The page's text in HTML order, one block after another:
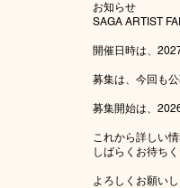
お知らせ
SAGA ARTIST
開催日時は、
募集は、今回も公
募集開始は、
これから詳しい
しばらくお待ちく
よろしくお願いし